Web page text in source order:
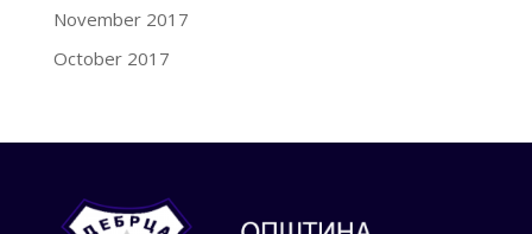
November 2017
October 2017